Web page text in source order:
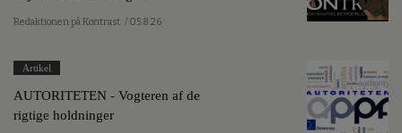
Redaktionen på Kontrast / 05.8.26
Artikel
AUTORITETEN - Vogteren af de
rigtige holdninger